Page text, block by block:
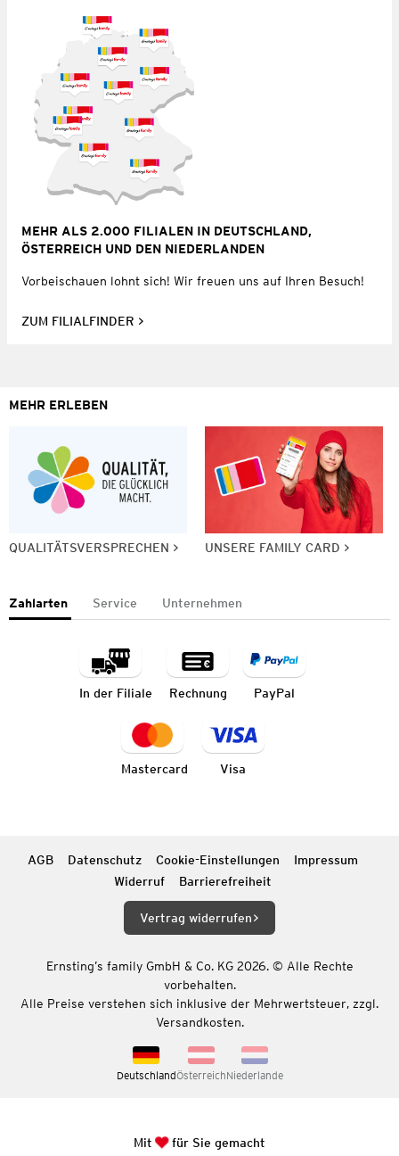
MEHR ALS 2.000 FILIALEN IN DEUTSCHLAND,
ÖSTERREICH UND DEN NIEDERLANDEN
Vorbeischauen lohnt sich! Wir freuen uns auf Ihren Besuch!
ZUM FILIALFINDER
MEHR ERLEBEN
QUALITÄTSVERSPRECHEN UNSERE FAMILY CARD
Zahlarten Service Unternehmen
In der Filiale Rechnung PayPal
Mastercard Visa
AGB Datenschutz Cookie-Einstellungen
Impressum
Widerruf
Barrierefreiheit
Vertrag widerrufen
Ernsting’s family GmbH & Co. KG 2026. © Alle Rechte
vorbehalten.
Alle Preise verstehen sich inklusive der Mehrwertsteuer, zzgl.
Versandkosten.
DeutschlandÖsterreichNiederlande
Mit für Sie gemacht